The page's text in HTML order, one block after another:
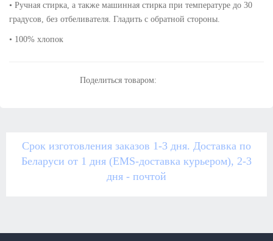
• Ручная стирка, а также машинная стирка при температуре до 30
градусов, без отбеливателя. Гладить с обратной стороны.
• 100% хлопок
Поделиться товаром:
Срок изготовления заказов 1-3 дня. Доставка по
Беларуси от 1 дня (EMS-доставка курьером), 2-3
дня - почтой